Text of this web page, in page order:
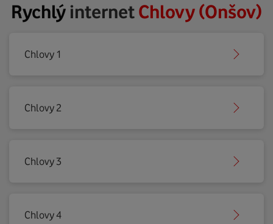
RychlýinternetChlovy (Onšov)
Chlovy 1
Chlovy 2
Chlovy 3
Chlovy 4